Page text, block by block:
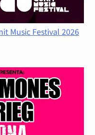
Music Festival 2026